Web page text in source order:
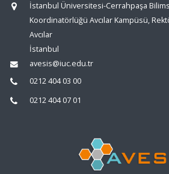
İstanbul Üniversitesi-Cerrahpaşa
Koordinatörlüğü Avcılar Kampüsü,
Avcılar
İstanbul
avesis@iuc.edu.tr
0212 404 03 00
0212 404 07 01